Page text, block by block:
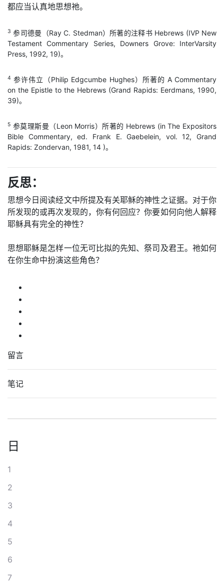
都应当认真地思想祂。
3 参司德曼（Ray C. Stedman）所著的注释书 Hebrews (IVP New
Testament Commentary Series, Downers Grove: InterVarsity
Press, 1992, 19)。
4 参许伟立（Philip Edgcumbe Hughes）所著的 A Commentary
on the Epistle to the Hebrews (Grand Rapids: Eerdmans, 1990,
39)。
5 参莫理斯曼（Leon Morris）所著的 Hebrews (in The Expositors
Bible Commentary, ed. Frank E. Gaebelein, vol. 12, Grand
Rapids: Zondervan, 1981, 14 )。
反思：
思想今日阅读经文中所提及有关耶稣的神性之证据。对于你
所发现的或再次发现的，你有何回应？你要如何向他人解释
耶稣具有完全的神性？
思想耶稣是怎样一位无可比拟的先知、祭司及君王。祂如何
在你生命中扮演这些角色？
留言
笔记
日
1
2
3
4
5
6
7